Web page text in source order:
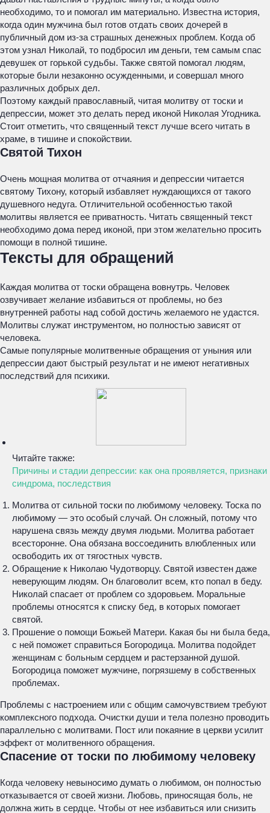
необходимо, то и помогал им материально. Известна история,
когда один мужчина был готов отдать своих дочерей в
публичный дом из-за страшных денежных проблем. Когда об
этом узнал Николай, то подбросил им деньги, тем самым спас
девушек от горькой судьбы. Также святой помогал людям,
которые были незаконно осужденными, и совершал много
различных добрых дел.
Поэтому каждый православный, читая молитву от тоски и
депрессии, может это делать перед иконой Николая Угодника.
Стоит отметить, что священный текст лучше всего читать в
храме, в тишине и спокойствии.
Святой Тихон
Очень мощная молитва от отчаяния и депрессии читается
святому Тихону, который избавляет нуждающихся от такого
душевного недуга. Отличительной особенностью такой
молитвы является ее приватность. Читать священный текст
необходимо дома перед иконой, при этом желательно просить
помощи в полной тишине.
Тексты для обращений
Каждая молитва от тоски обращена вовнутрь. Человек
озвучивает желание избавиться от проблемы, но без
внутренней работы над собой достичь желаемого не удастся.
Молитвы служат инструментом, но полностью зависят от
человека.
Самые популярные молитвенные обращения от уныния или
депрессии дают быстрый результат и не имеют негативных
последствий для психики.
Читайте также:
Причины и стадии депрессии: как она проявляется, признаки
синдрома, последствия
Молитва от сильной тоски по любимому человеку. Тоска по
любимому — это особый случай. Он сложный, потому что
нарушена связь между двумя людьми. Молитва работает
всесторонне. Она обязана воссоединить влюбленных или
освободить их от тягостных чувств.
Обращение к Николаю Чудотворцу. Святой известен даже
неверующим людям. Он благоволит всем, кто попал в беду.
Николай спасает от проблем со здоровьем. Моральные
проблемы относятся к списку бед, в которых помогает
святой.
Прошение о помощи Божьей Матери. Какая бы ни была беда,
с ней поможет справиться Богородица. Молитва подойдет
женщинам с больным сердцем и растерзанной душой.
Богородица поможет мужчине, погрязшему в собственных
проблемах.
Проблемы с настроением или с общим самочувствием требуют
комплексного подхода. Очистки души и тела полезно проводить
параллельно с молитвами. Пост или покаяние в церкви усилит
эффект от молитвенного обращения.
Спасение от тоски по любимому человеку
Когда человеку невыносимо думать о любимом, он полностью
отказывается от своей жизни. Любовь, приносящая боль, не
должна жить в сердце. Чтобы от нее избавиться или снизить